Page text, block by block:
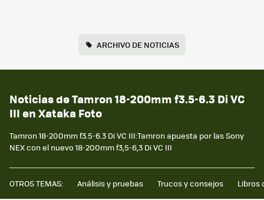
ARCHIVO DE NOTICIAS
Noticias de Tamron 18-200mm f3.5-6.3 Di VC
III en Xataka Foto
Tamron 18-200mm f3.5-6.3 Di VC III:Tamron apuesta por las Sony
NEX con el nuevo 18-200mm f3,5-6,3 Di VC III
OTROS TEMAS: Análisis y pruebas Trucos y consejos Libros